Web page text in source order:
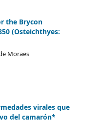
the Brycon
(Osteichthyes:
Moraes
virales que
del camarón*